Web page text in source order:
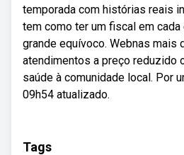
temporada com histórias reais
tem como ter um fiscal em cada
grande equívoco. Webnas mais
atendimentos a preço reduzido
saúde à comunidade local. Por
09h54 atualizado.
Tags